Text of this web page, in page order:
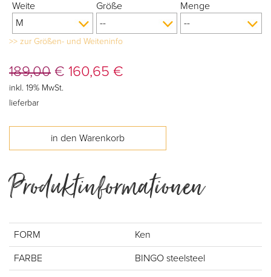
Weite Größe Menge
>> zur Größen- und Weiteninfo
189,00 € 160,65 €
inkl. 19% MwSt.
lieferbar
Produktinformationen
FORM Ken
FARBE BINGO steelsteel